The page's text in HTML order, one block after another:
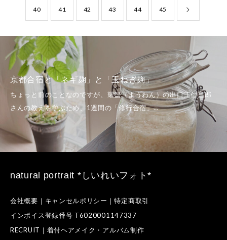
40 41 42 43 44 45
夏至のカノン瞑想＠横浜BUNTAI。「
い」という感覚
natural portrait *しいれいフォト*
会社概要｜キャンセルポリシー｜特定商取引
インボイス登録番号 T6020001147337
RECRUIT｜着付ヘアメイク・アルバム制作